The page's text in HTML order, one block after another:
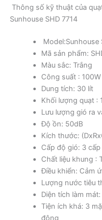
Thông số kỹ thuật của
Sunhouse SHD 7714
Model:Sunhouse
Mã sản phẩm:
Màu sắc: Trắng
Công suất : 100W
Dung tích: 30 lít
Khối lượng quạt :
Lưu lượng gió ra
Độ ồn: 50dB
Kích thước:
Cấp độ gió: 3 cấp
Chất liệu khung :
Điều khiển: Cảm
Lượng nước tiêu
Diện tích làm
Tiện ích khá: 3
động